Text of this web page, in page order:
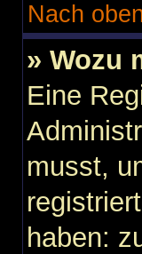
Nach
» Wozu
Eine
musst,
haben: